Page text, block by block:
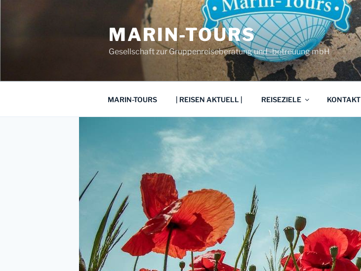
MARIN-TOURS
Gesellschaft zur Gruppenreiseberatung und -betreuung mbH
MARIN-TOURS | REISEN AKTUELL | REISEZIELE KONTAKT